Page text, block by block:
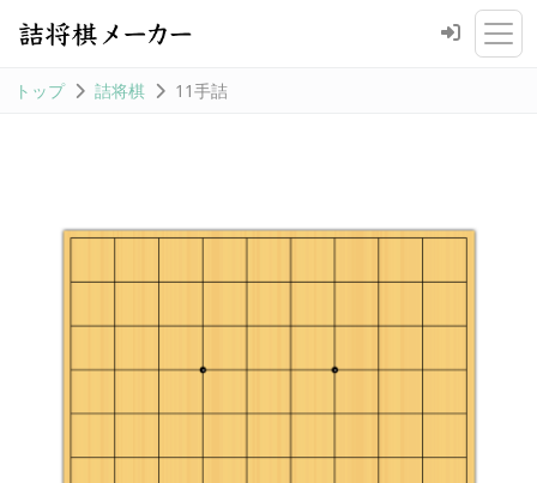
トップ 詰将棋 11手詰